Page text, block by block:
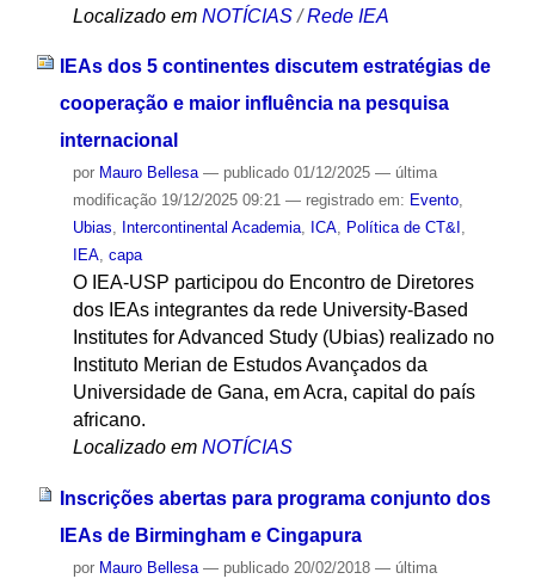
Localizado em NOTÍCIAS /Rede IEA
IEAs dos 5 continentes discutem estratégias de
cooperação e maior influência na pesquisa
internacional
por Mauro Bellesa — publicado01/12/2025 — última
modificação19/12/2025 09:21 — registrado em: Evento,
Ubias, Intercontinental Academia, ICA, Política de CT&I ,
IEA, capa
O IEA-USP participou do Encontro de Diretores
dos IEAs integrantes da rede University-Based
Institutes for Advanced Study (Ubias) realizado no
Instituto Merian de Estudos Avançados da
Universidade de Gana, em Acra, capital do país
africano.
Localizado em NOTÍCIAS
Inscrições abertas para programa conjunto dos
IEAs de Birmingham e Cingapura
por Mauro Bellesa — publicado20/02/2018 — última